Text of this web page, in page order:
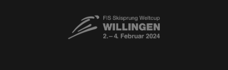
Ski-Club Willingen e.V.